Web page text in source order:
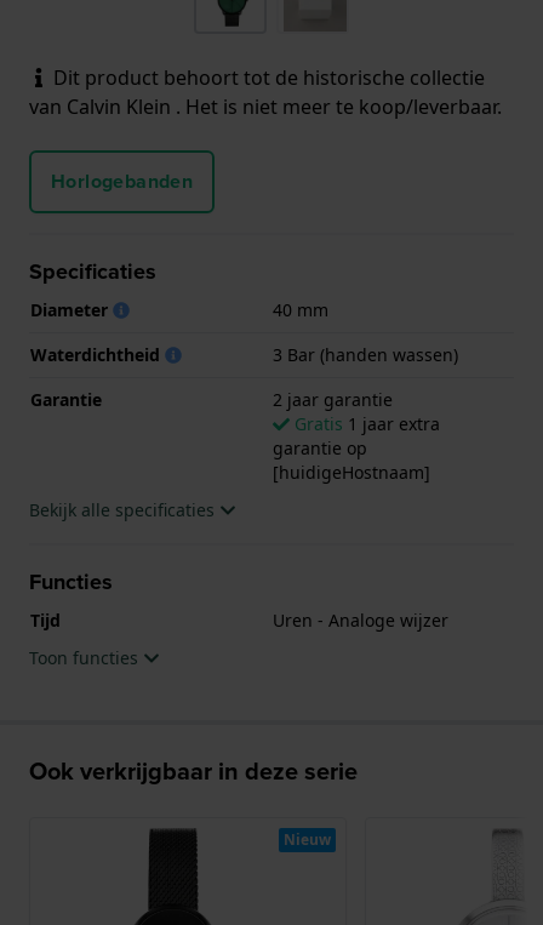
Dit product behoort tot de historische collectie
van Calvin Klein . Het is niet meer te koop/leverbaar.
Horlogebanden
Specificaties
Diameter
40 mm
Waterdichtheid
3 Bar (handen wassen)
Garantie
2 jaar garantie
Gratis 1 jaar extra
garantie op
[huidigeHostnaam]
Bekijk alle specificaties
Functies
Tijd
Uren - Analoge wijzer
Toon functies
Ook verkrijgbaar in deze serie
Nieuw